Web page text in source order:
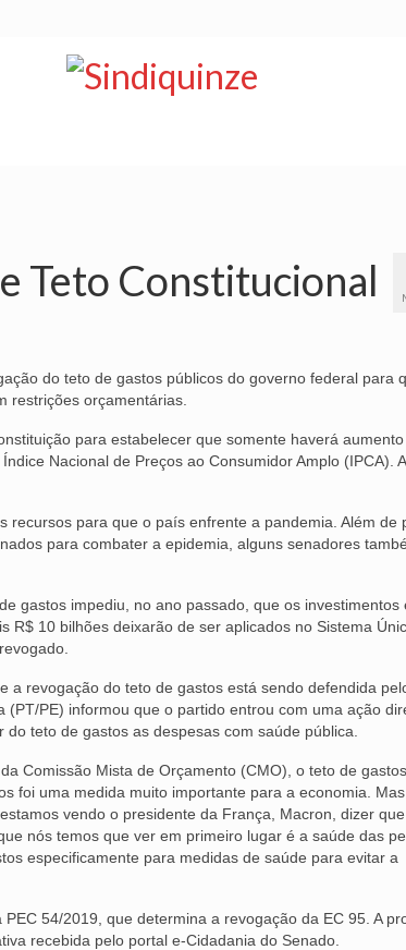
Teto Constitucional
do teto de gastos públicos do governo federal para
restrições orçamentárias.
para estabelecer que somente haverá aumento
Nacional de Preços ao Consumidor Amplo (IPCA).
recursos para que o país enfrente a pandemia. Além de
para combater a epidemia, alguns senadores
gastos impediu, no ano passado, que os investimentos
10 bilhões deixarão de ser aplicados no Sistema
a revogação do teto de gastos está sendo defendida
PE) informou que o partido entrou com uma ação
teto de gastos as despesas com saúde pública.
Comissão Mista de Orçamento (CMO), o teto de
foi uma medida muito importante para a economia.
vendo o presidente da França, Macron, dizer
nós temos que ver em primeiro lugar é a saúde das
especificamente para medidas de saúde para evitar a
54/2019, que determina a revogação da EC 95. A
recebida pelo portal e-Cidadania do Senado.